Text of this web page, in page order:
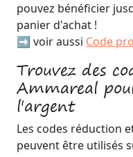
pouvez bénéficier
panier d'achat !
➡️ voir aussi Code
Trouvez des
Ammareal
l'argent
Les codes réduction
peuvent être utilisés